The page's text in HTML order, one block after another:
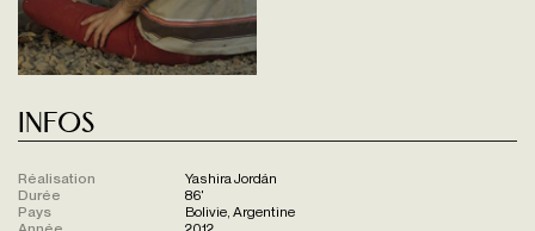
Infos
Réalisation
Yashira Jordán
Durée
86'
Pays
Bolivie, Argentine